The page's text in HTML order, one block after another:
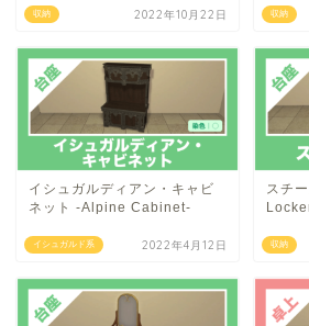
収納 2022年10月22日 収納
イシュガルド系
イシュガルディアン・キャビ
ネット -Alpine Cabinet-
2022年4月12日 収納
スチ